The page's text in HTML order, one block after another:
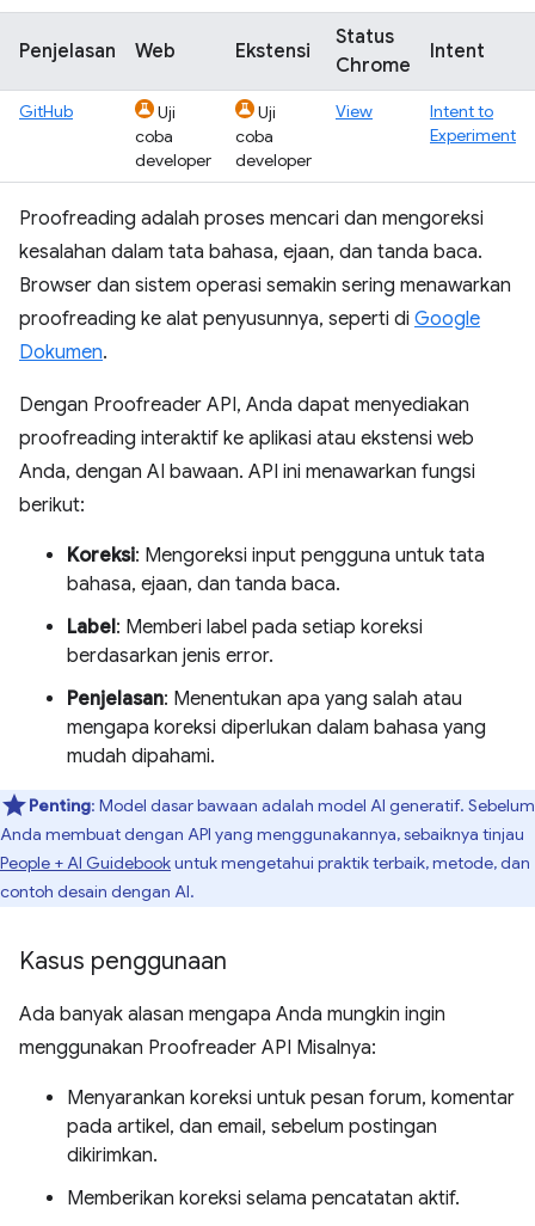
Penjelasan Web Ekstensi
Status
Chrome
Intent
GitHub
Uji
coba
developer
Uji
coba
developer
View
Intent to
Experiment
Proofreading adalah proses mencari dan mengoreksi
kesalahan dalam tata bahasa, ejaan, dan tanda baca.
Browser dan sistem operasi semakin sering menawarkan
proofreading ke alat penyusunnya, seperti di Google
Dokumen.
Dengan Proofreader API, Anda dapat menyediakan
proofreading interaktif ke aplikasi atau ekstensi web
Anda, dengan AI bawaan. API ini menawarkan fungsi
berikut:
Koreksi: Mengoreksi input pengguna untuk tata
bahasa, ejaan, dan tanda baca.
Label: Memberi label pada setiap koreksi
berdasarkan jenis error.
Penjelasan: Menentukan apa yang salah atau
mengapa koreksi diperlukan dalam bahasa yang
mudah dipahami.
Penting: Model dasar bawaan adalah model AI generatif. Sebelum
Anda membuat dengan API yang menggunakannya, sebaiknya tinjau
People + AI Guidebookuntuk mengetahui praktik terbaik, metode, dan
contoh desain dengan AI.
Kasus penggunaan
Ada banyak alasan mengapa Anda mungkin ingin
menggunakan Proofreader API Misalnya:
Menyarankan koreksi untuk pesan forum, komentar
pada artikel, dan email, sebelum postingan
dikirimkan.
Memberikan koreksi selama pencatatan aktif.